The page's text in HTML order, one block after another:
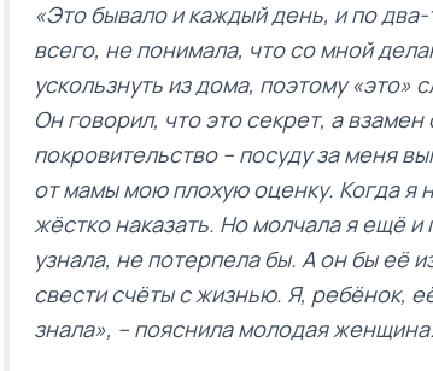
«Это бывало и каждый день, и по
всего, не понимала, что со мной
ускользнуть из дома, поэтому «это»
Он говорил, что это секрет, а взамен
покровительство – посуду за меня
от мамы мою плохую оценку. Когда я
жёстко наказать. Но молчала я ещё и
узнала, не потерпела бы. А он бы её
свести счёты с жизнью. Я, ребёнок,
знала», – пояснила молодая женщина.